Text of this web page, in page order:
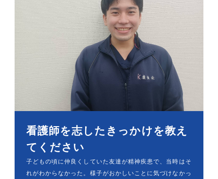
看護師を志したきっかけを教え
てください
子どもの頃に仲良くしていた友達が精神疾患で、当時はそ
れがわからなかった。様子がおかしいことに気づけなかっ